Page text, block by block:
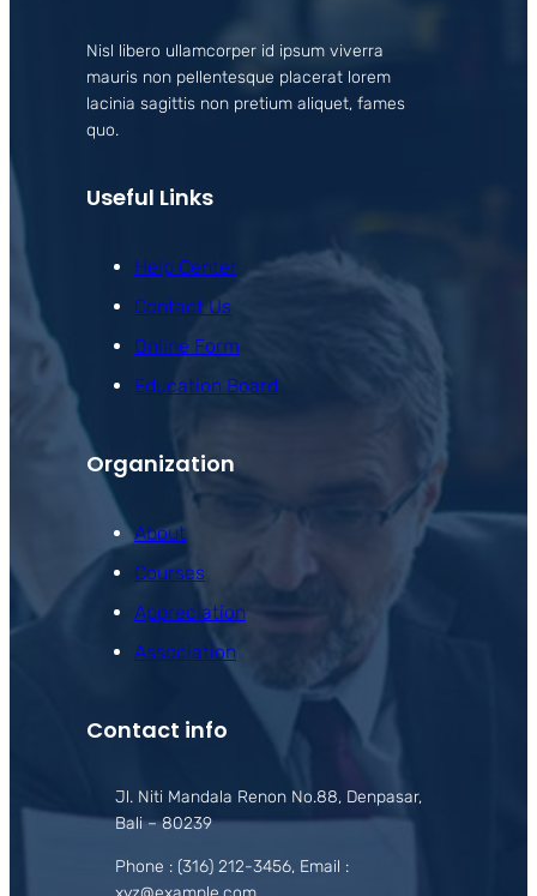
Nisl libero ullamcorper id ipsum viverra
mauris non pellentesque placerat lorem
lacinia sagittis non pretium aliquet, fames
quo.
Useful Links
Help Center
Contact Us
Online Form
Education Board
Organization
About
Courses
Appreciation
Association
Contact info
Jl. Niti Mandala Renon No.88, Denpasar,
Bali – 80239
Phone : (316) 212-3456, Email :